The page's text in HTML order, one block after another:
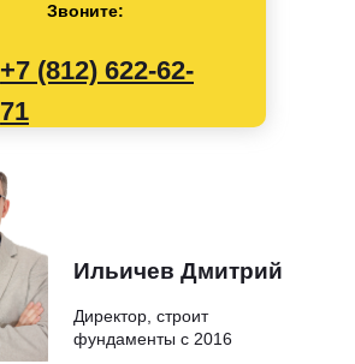
Ильичев Дмитрий
Директор, строит
фундаменты с 2016
Звоните:
+7 (812) 622-62-
71